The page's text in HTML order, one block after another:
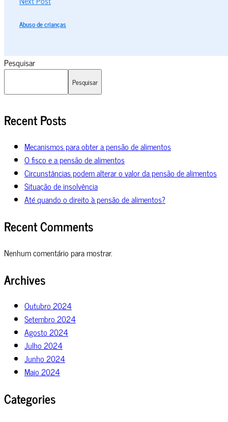
Abuso de crianças
Pesquisar
Pesquisar
Recent Posts
Mecanismos para obter a pensão de alimentos
O fisco e a pensão de alimentos
Circunstâncias podem alterar o valor da pensão de alimentos
Situação de insolvência
Até quando o direito à pensão de alimentos?
Recent Comments
Nenhum comentário para mostrar.
Archives
Outubro 2024
Setembro 2024
Agosto 2024
Julho 2024
Junho 2024
Maio 2024
Categories